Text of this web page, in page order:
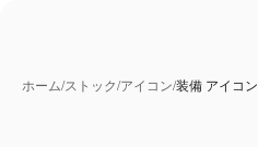
ホーム/ストック/アイコン/装備 アイコン